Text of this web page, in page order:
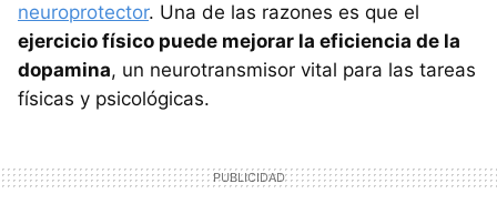
neuroprotector. Una de las razones es que el
ejercicio físico puede mejorar la eficiencia de la
dopamina, un neurotransmisor vital para las tareas
físicas y psicológicas.